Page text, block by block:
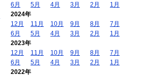
6月
5月 4月 3月 2月
1月
2024年
12月
11月 10月 9月 8月
7月
6月
5月 4月 3月 2月
1月
2023年
12月
11月 10月 9月 8月
7月
6月
5月 4月 3月 2月
1月
2022年